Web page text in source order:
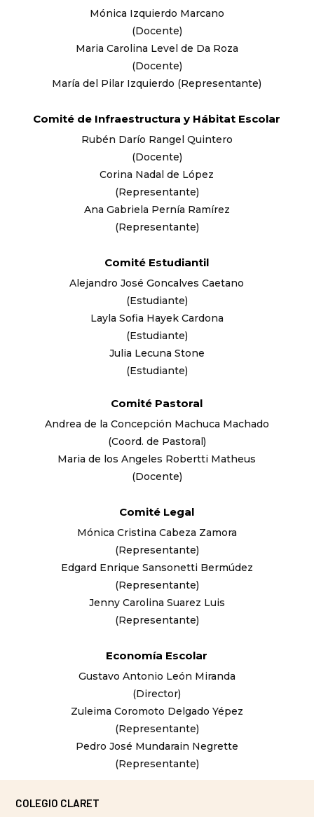
Mónica Izquierdo Marcano
(Docente)
Maria Carolina Level de Da Roza
(Docente)
María del Pilar Izquierdo (Representante)
Comité de Infraestructura y Hábitat Escolar
Rubén Darío Rangel Quintero
(Docente)
Corina Nadal de López
(Representante)
Ana Gabriela Pernía Ramírez
(Representante)
Comité Estudiantil
Alejandro José Goncalves Caetano
(Estudiante)
Layla Sofia Hayek Cardona
(Estudiante)
Julia Lecuna Stone
(Estudiante)
Comité Pastoral
Andrea de la Concepción Machuca Machado
(Coord. de Pastoral)
Maria de los Angeles Robertti Matheus
(Docente)
Comité Legal
Mónica Cristina Cabeza Zamora
(Representante)
Edgard Enrique Sansonetti Bermúdez
(Representante)
Jenny Carolina Suarez Luis
(Representante)
Economía Escolar
Gustavo Antonio León Miranda
(Director)
Zuleima Coromoto Delgado Yépez
(Representante)
Pedro José Mundarain Negrette
(Representante)
COLEGIO CLARET